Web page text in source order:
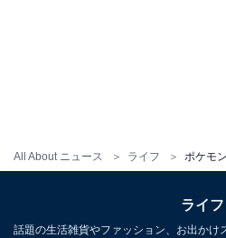
All About ニュース ライフ
ツタージャのほかにくさタイプ
も登場した、第7世代「モクロ
ーが可愛いと思ったため（20
ライフ
話題の生活雑貨やファッション、お出かけ